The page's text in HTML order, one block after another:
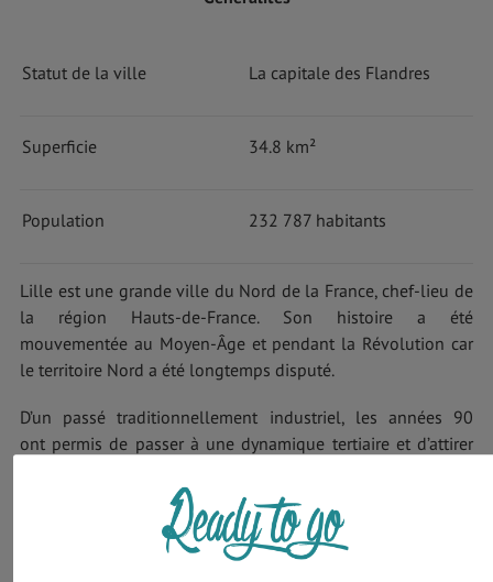
Statut de la ville La capitale des Flandres
Superficie 34.8 km²
Population 232 787 habitants
Lille est une grande ville du Nord de la France, chef-lieu de
la région Hauts-de-France. Son histoire a été
mouvementée au Moyen-Âge et pendant la Révolution car
le territoire Nord a été longtemps disputé.
D’un passé traditionnellement industriel, les années 90
ont permis de passer à une dynamique tertiaire et d’attirer
ville accueillant près de 115 000 étudiants
! Partez découvrir Lille et son histoire fascinante !